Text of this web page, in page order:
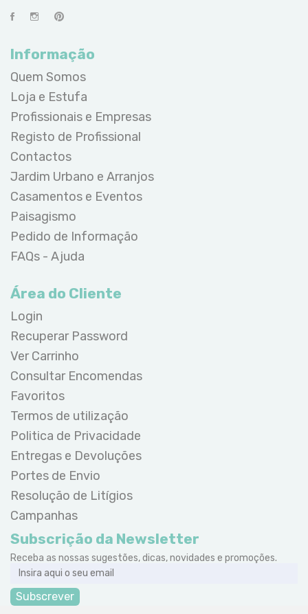
Informação
Quem Somos
Loja e Estufa
Profissionais e Empresas
Registo de Profissional
Contactos
Jardim Urbano e Arranjos
Casamentos e Eventos
Paisagismo
Pedido de Informação
FAQs - Ajuda
Área do Cliente
Login
Recuperar Password
Ver Carrinho
Consultar Encomendas
Favoritos
Termos de utilização
Politica de Privacidade
Entregas e Devoluções
Portes de Envio
Resolução de Litígios
Campanhas
Subscrição da Newsletter
Receba as nossas sugestões, dicas, novidades e promoções.
Subscrever